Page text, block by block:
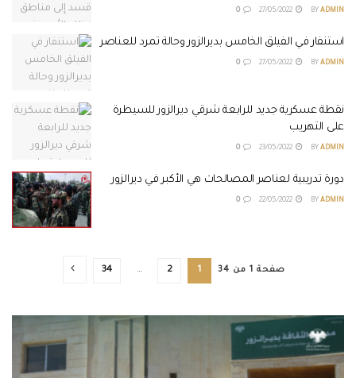
BY ADMIN
استنفار في الفيلق الخامس بديرالزور وحالة تمرد للعناصر
BY ADMIN
نقطة عسكرية جديد للرابعة شرقي ديرالزور للسيطرة
على التهريب
BY ADMIN
دورة تدريبية لعناصر المصالحات هي الأكبر في ديرالزور
BY ADMIN
صفحة 1 من 34 1
2
…
34